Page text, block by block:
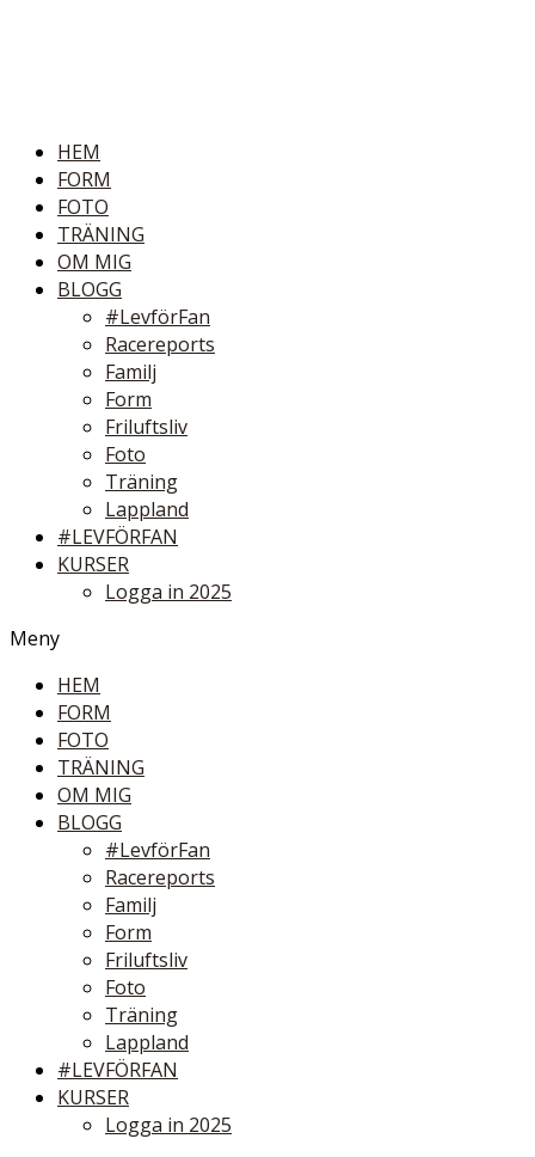
HEM
FORM
FOTO
TRÄNING
OM MIG
BLOGG
#LevförFan
Racereports
Familj
Form
Friluftsliv
Foto
Träning
Lappland
#LEVFÖRFAN
KURSER
Logga in 2025
Meny
HEM
FORM
FOTO
TRÄNING
OM MIG
BLOGG
#LevförFan
Racereports
Familj
Form
Friluftsliv
Foto
Träning
Lappland
#LEVFÖRFAN
KURSER
Logga in 2025